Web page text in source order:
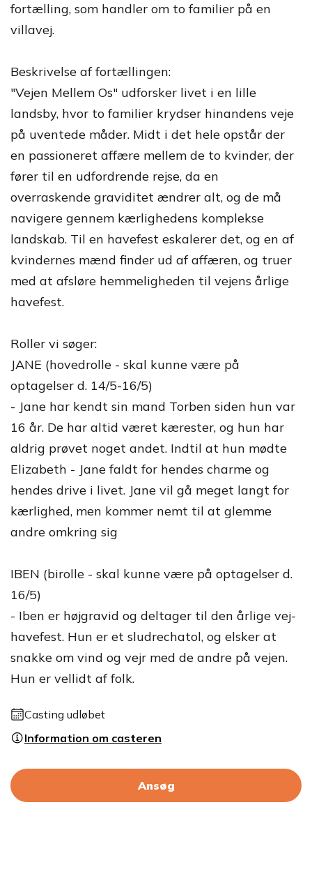
fortælling, som handler om to familier på en
villavej.
Beskrivelse af fortællingen:
"Vejen Mellem Os" udforsker livet i en lille
landsby, hvor to familier krydser hinandens veje
på uventede måder. Midt i det hele opstår der
en passioneret affære mellem de to kvinder, der
fører til en udfordrende rejse, da en
overraskende graviditet ændrer alt, og de må
navigere gennem kærlighedens komplekse
landskab. Til en havefest eskalerer det, og en af
kvindernes mænd finder ud af affæren, og truer
med at afsløre hemmeligheden til vejens årlige
havefest.
Roller vi søger:
JANE (hovedrolle - skal kunne være på
optagelser d. 14/5-16/5)
- Jane har kendt sin mand Torben siden hun var
16 år. De har altid været kærester, og hun har
aldrig prøvet noget andet. Indtil at hun mødte
Elizabeth - Jane faldt for hendes charme og
hendes drive i livet. Jane vil gå meget langt for
kærlighed, men kommer nemt til at glemme
andre omkring sig
IBEN (birolle - skal kunne være på optagelser d.
16/5)
- Iben er højgravid og deltager til den årlige vej-
havefest. Hun er et sludrechatol, og elsker at
snakke om vind og vejr med de andre på vejen.
Hun er vellidt af folk.
Casting udløbet
Information om casteren
Ansøg